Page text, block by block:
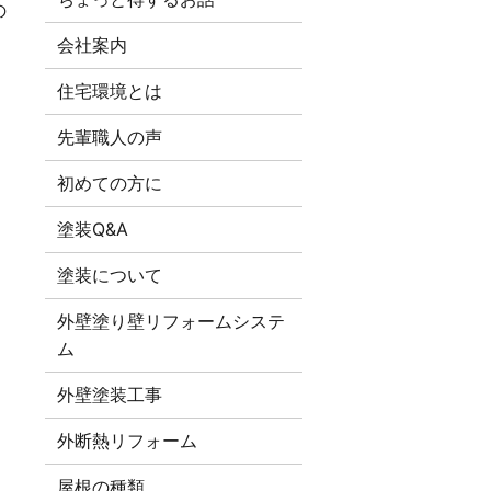
会社案内
住宅環境とは
先輩職人の声
初めての方に
塗装Q&A
塗装について
外壁塗り壁リフォームシステ
ム
外壁塗装工事
外断熱リフォーム